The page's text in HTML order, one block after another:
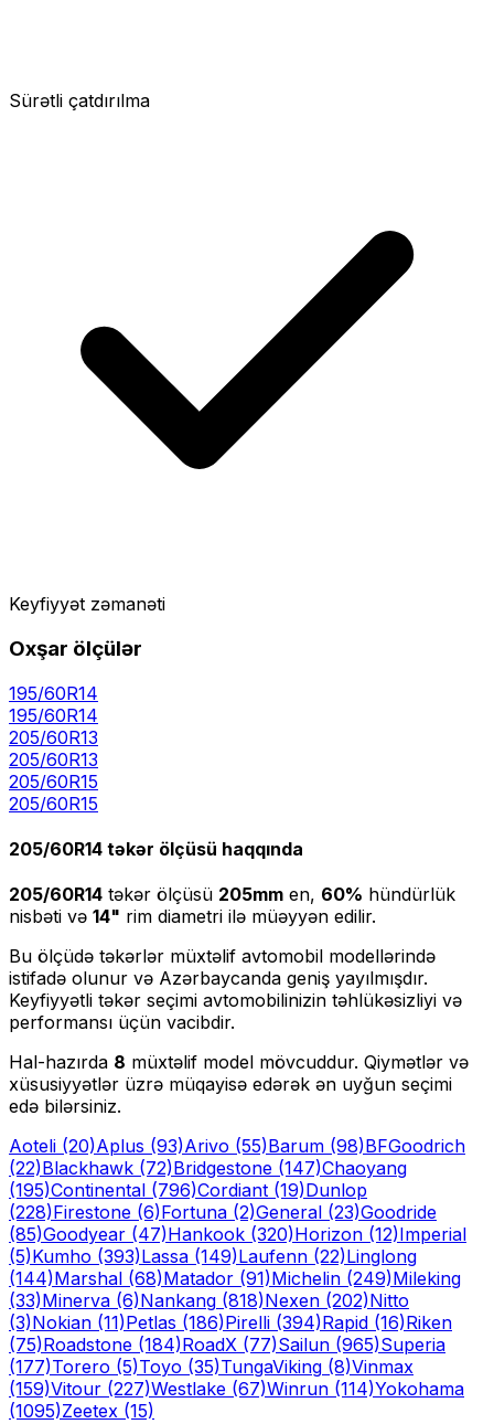
Sürətli çatdırılma
Keyfiyyət zəmanəti
Oxşar ölçülər
195/60R14
195/60R14
205/60R13
205/60R13
205/60R15
205/60R15
205/60R14 təkər ölçüsü haqqında
205/60R14 təkər ölçüsü 205mm en, 60% hündürlük
nisbəti və 14" rim diametri ilə müəyyən edilir.
Bu ölçüdə təkərlər müxtəlif avtomobil modellərində
istifadə olunur və Azərbaycanda geniş yayılmışdır.
Keyfiyyətli təkər seçimi avtomobilinizin təhlükəsizliyi və
performansı üçün vacibdir.
Hal-hazırda 8 müxtəlif model mövcuddur. Qiymətlər və
xüsusiyyətlər üzrə müqayisə edərək ən uyğun seçimi
edə bilərsiniz.
Aoteli (20)Aplus (93)Arivo (55)Barum (98)BFGoodrich
(22)Blackhawk (72)Bridgestone (147)Chaoyang
(195)Continental (796)Cordiant (19)Dunlop
(228)Firestone (6)Fortuna (2)General (23)Goodride
(85)Goodyear (47)Hankook (320)Horizon (12)Imperial
(5)Kumho (393)Lassa (149)Laufenn (22)Linglong
(144)Marshal (68)Matador (91)Michelin (249)Mileking
(33)Minerva (6)Nankang (818)Nexen (202)Nitto
(3)Nokian (11)Petlas (186)Pirelli (394)Rapid (16)Riken
(75)Roadstone (184)RoadX (77)Sailun (965)Superia
(177)Torero (5)Toyo (35)TungaViking (8)Vinmax
(159)Vitour (227)Westlake (67)Winrun (114)Yokohama
(1095)Zeetex (15)